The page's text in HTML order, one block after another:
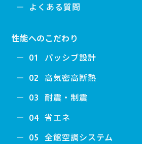
よくある質問
性能へのこだわり
01 パッシブ設計
02 高気密高断熱
03 耐震・制震
04 省エネ
05 全館空調システム